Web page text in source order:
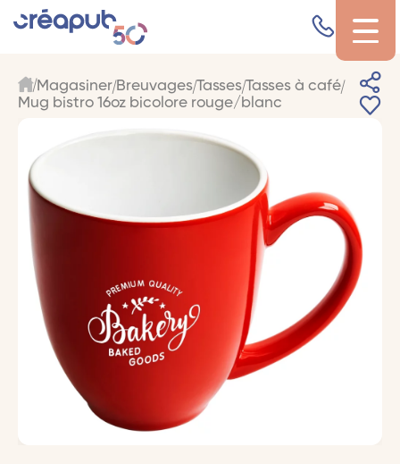
Magasiner Breuvages Tasses Tasses à café
Mug bistro 16oz bicolore rouge/blanc